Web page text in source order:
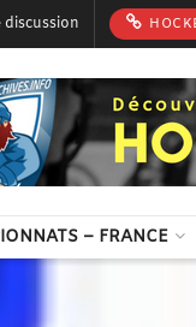
discussion
– FRANCE